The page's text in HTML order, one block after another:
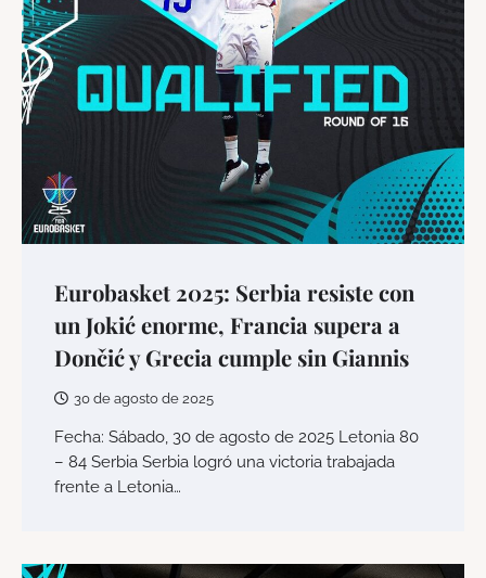
Eurobasket 2025: Serbia resiste con
un Jokić enorme, Francia supera a
Dončić y Grecia cumple sin Giannis
30 de agosto de 2025
Fecha: Sábado, 30 de agosto de 2025 Letonia 80
– 84 Serbia Serbia logró una victoria trabajada
frente a Letonia…